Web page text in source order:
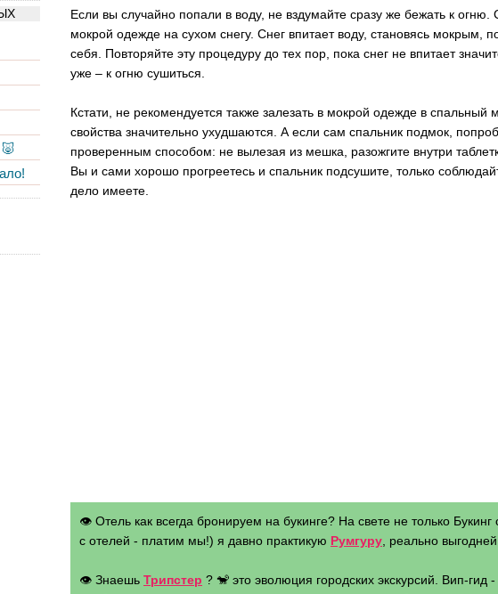
Если вы случайно попали в воду, не вздумайте сразу же бежать к
мокрой одежде на сухом снегу. Снег впитает воду, становясь мокрым,
себя. Повторяйте эту процедуру до тех пор, пока снег не впитает
уже – к огню сушиться.
Кстати, не рекомендуется также залезать в мокрой одежде в
свойства значительно ухудшаются. А если сам спальник подмок,
проверенным способом: не вылезая из мешка, разожгите внутри
Вы и сами хорошо прогреетесь и спальник подсушите, только
дело имеете.
👁 Отель как всегда бронируем на букинге? На свете не только Букинг
с отелей - платим мы!) я давно практикую Румгуру , реально
👁 Знаешь Трипстер ? 🐒 это эволюция городских экскурсий. Вип-